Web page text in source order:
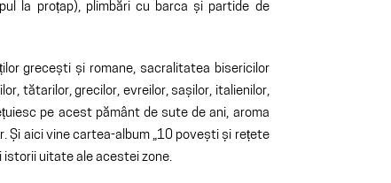
la proțap), plimbări cu barca și partide de
grecești și romane, sacralitatea bisericilor
tătarilor, grecilor, evreilor, sașilor, italienilor,
pe acest pământ de sute de ani, aroma
Și aici vine cartea-album „10 povești și rețete
istorii uitate ale acestei zone.